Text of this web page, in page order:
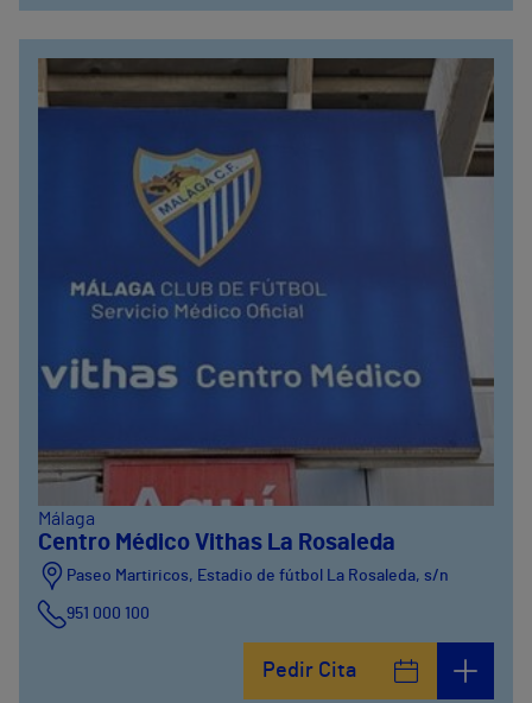
Málaga
Centro Médico Vithas La Rosaleda
Paseo Martiricos, Estadio de fútbol La Rosaleda, s/n
951 000 100
Pedir Cita